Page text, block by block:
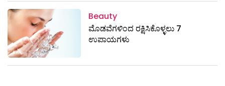
Beauty
ಮೊಡವೆಗಳಿಂದ ರಕ್ಷಿಸಿಕೊಳ್ಳಲು 7
ಉಪಾಯಗಳು